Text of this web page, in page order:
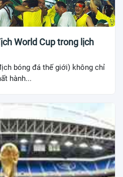
World Cup trong lịch
bóng đá thế giới) không chỉ
hành...